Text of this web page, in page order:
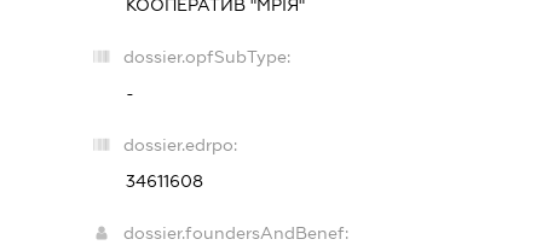
КООПЕРАТИВ "МРІЯ"
dossier.opfSubType:
-
dossier.edrpo:
34611608
dossier.foundersAndBenef: